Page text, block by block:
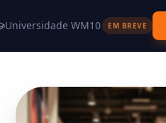
Universidade WM10 EM BREVE